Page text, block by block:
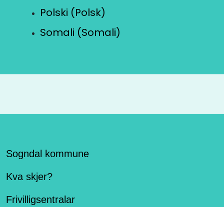
Polski (Polsk)
Somali (Somali)
Sogndal kommune
Kva skjer?
Frivilligsentralar